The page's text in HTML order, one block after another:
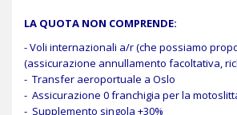
LA QUOTA NON COMPRENDE:
- Voli internazionali a/r (che possiamo
(assicurazione annullamento facoltativa,
- Transfer aeroportuale a Oslo
- Assicurazione 0 franchigia per la
- Supplemento singola +30%